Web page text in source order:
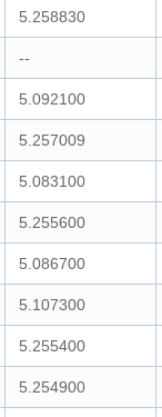
5.258830
--
5.092100
5.257009
5.083100
5.255600
5.086700
5.107300
5.255400
5.254900